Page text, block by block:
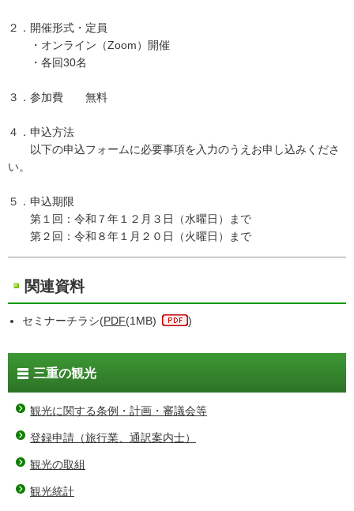
２．開催形式・定員
・オンライン（Zoom）開催
・各回30名
３．参加費 無料
４．申込方法
以下の申込フォームに必要事項を入力のうえお申し込みくださ
い。
５．申込期限
第１回：令和７年１２月３日（水曜日）まで
第２回：令和８年１月２０日（火曜日）まで
関連資料
セミナーチラシ(PDF(1MB) )
三重の観光
観光に関する条例・計画・審議会等
登録申請（旅行業、通訳案内士）
観光の取組
観光統計